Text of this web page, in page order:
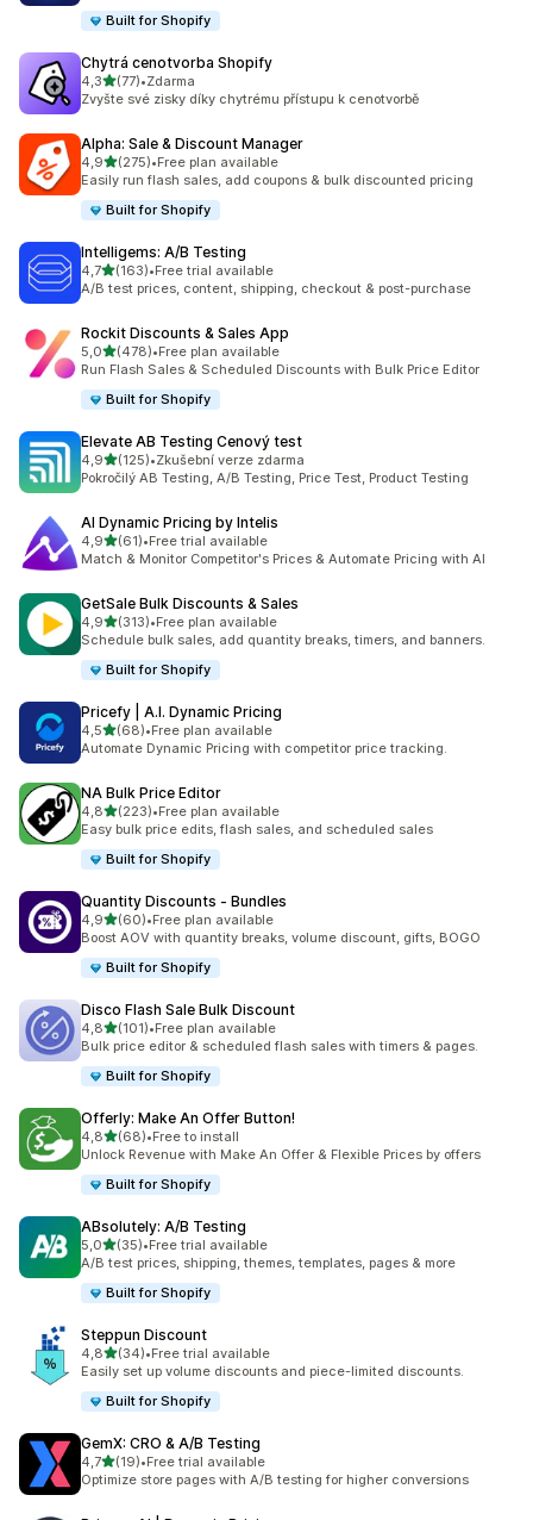
Built for Shopify
Chytrá cenotvorba Shopify
4,3z 5 hvězd
(77)
Celkový počet recenzí: 77
•Zdarma
Zvyšte své zisky díky chytrému přístupu k cenotvorbě
Alpha: Sale & Discount Manager
4,9z 5 hvězd
(275)
Celkový počet recenzí: 275
•Free plan available
Easily run flash sales, add coupons & bulk discounted pricing
Built for Shopify
Intelligems: A/B Testing
4,7z 5 hvězd
(163)
Celkový počet recenzí: 163
•Free trial available
A/B test prices, content, shipping, checkout & post-purchase
Rockit Discounts & Sales App
5,0z 5 hvězd
(478)
Celkový počet recenzí: 478
•Free plan available
Run Flash Sales & Scheduled Discounts with Bulk Price Editor
Built for Shopify
Elevate AB Testing Cenový test
4,9z 5 hvězd
(125)
Celkový počet recenzí: 125
•Zkušební verze zdarma
Pokročilý AB Testing, A/B Testing, Price Test, Product Testing
AI Dynamic Pricing by Intelis
4,9z 5 hvězd
(61)
Celkový počet recenzí: 61
•Free trial available
Match & Monitor Competitor's Prices & Automate Pricing with AI
GetSale Bulk Discounts & Sales
4,9z 5 hvězd
(313)
Celkový počet recenzí: 313
•Free plan available
Schedule bulk sales, add quantity breaks, timers, and banners.
Built for Shopify
Pricefy | A.I. Dynamic Pricing
4,5z 5 hvězd
(68)
Celkový počet recenzí: 68
•Free plan available
Automate Dynamic Pricing with competitor price tracking.
NA Bulk Price Editor
4,8z 5 hvězd
(223)
Celkový počet recenzí: 223
•Free plan available
Easy bulk price edits, flash sales, and scheduled sales
Built for Shopify
Quantity Discounts ‑ Bundles
4,9z 5 hvězd
(60)
Celkový počet recenzí: 60
•Free plan available
Boost AOV with quantity breaks, volume discount, gifts, BOGO
Built for Shopify
Disco Flash Sale Bulk Discount
4,8z 5 hvězd
(101)
Celkový počet recenzí: 101
•Free plan available
Bulk price editor & scheduled flash sales with timers & pages.
Built for Shopify
Offerly: Make An Offer Button!
4,8z 5 hvězd
(68)
Celkový počet recenzí: 68
•Free to install
Unlock Revenue with Make An Offer & Flexible Prices by offers
Built for Shopify
ABsolutely: A/B Testing
5,0z 5 hvězd
(35)
Celkový počet recenzí: 35
•Free trial available
A/B test prices, shipping, themes, templates, pages & more
Built for Shopify
Steppun Discount
4,8z 5 hvězd
(34)
Celkový počet recenzí: 34
•Free trial available
Easily set up volume discounts and piece-limited discounts.
Built for Shopify
GemX: CRO & A/B Testing
4,7z 5 hvězd
(19)
Celkový počet recenzí: 19
•Free trial available
Optimize store pages with A/B testing for higher conversions